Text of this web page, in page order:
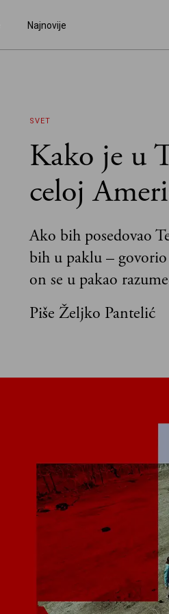
Najnovije
SVET
Kako je u
celoj
Ako bih posedovao
bih u paklu –
on se u pakao
Piše Željko Pantelić